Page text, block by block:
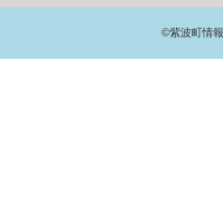
©紫波町情